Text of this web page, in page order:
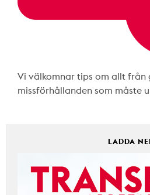
Vi välkomnar tips om allt från
missförhållanden som måste
LADDA